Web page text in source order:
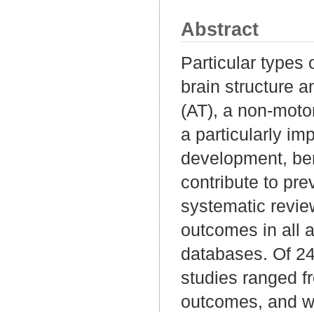
Abstract
Particular types
brain structure
(AT), a non-
a particularly
development,
contribute to
systematic
outcomes in all
databases. Of
studies ranged
outcomes, and